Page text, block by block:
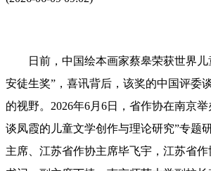
日前，中国绘本画家蔡皋荣获世界儿
安徒生奖”，喜讯背后，该奖的中国评委
的视野。2026年6月6日，省作协在南京举
谈凤霞的儿童文学创作与理论研究”专题
主席、江苏省作协主席毕飞宇，江苏省